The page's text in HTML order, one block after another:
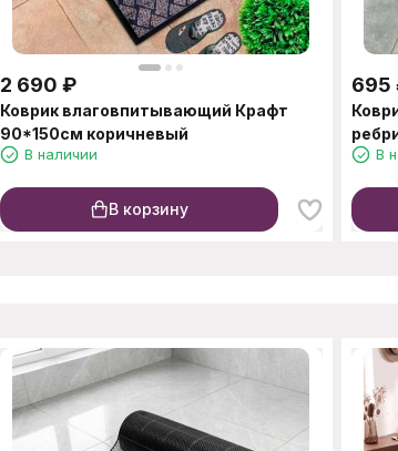
2 690 ₽
Коврик влаговпитывающий Крафт
90*150см коричневый
В наличии
В корзину
695
В